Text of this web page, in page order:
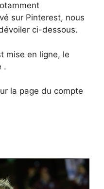
sur Pinterest, nous
ci-dessous.
mise en ligne, le
.
la page du compte